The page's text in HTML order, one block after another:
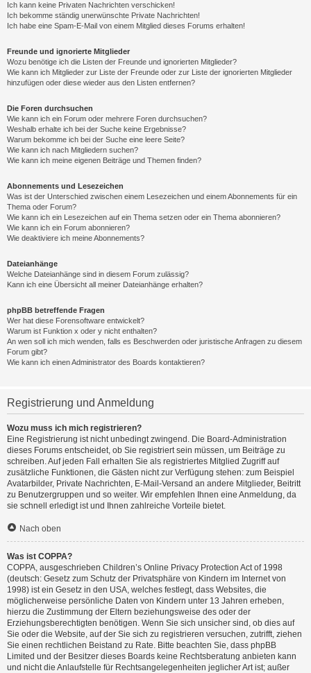
Ich kann keine Privaten Nachrichten verschicken!
Ich bekomme ständig unerwünschte Private Nachrichten!
Ich habe eine Spam-E-Mail von einem Mitglied dieses Forums erhalten!
Freunde und ignorierte Mitglieder
Wozu benötige ich die Listen der Freunde und ignorierten Mitglieder?
Wie kann ich Mitglieder zur Liste der Freunde oder zur Liste der ignorierten Mitglieder
hinzufügen oder diese wieder aus den Listen entfernen?
Die Foren durchsuchen
Wie kann ich ein Forum oder mehrere Foren durchsuchen?
Weshalb erhalte ich bei der Suche keine Ergebnisse?
Warum bekomme ich bei der Suche eine leere Seite?
Wie kann ich nach Mitgliedern suchen?
Wie kann ich meine eigenen Beiträge und Themen finden?
Abonnements und Lesezeichen
Was ist der Unterschied zwischen einem Lesezeichen und einem Abonnements für ein
Thema oder Forum?
Wie kann ich ein Lesezeichen auf ein Thema setzen oder ein Thema abonnieren?
Wie kann ich ein Forum abonnieren?
Wie deaktiviere ich meine Abonnements?
Dateianhänge
Welche Dateianhänge sind in diesem Forum zulässig?
Kann ich eine Übersicht all meiner Dateianhänge erhalten?
phpBB betreffende Fragen
Wer hat diese Forensoftware entwickelt?
Warum ist Funktion x oder y nicht enthalten?
An wen soll ich mich wenden, falls es Beschwerden oder juristische Anfragen zu diesem
Forum gibt?
Wie kann ich einen Administrator des Boards kontaktieren?
Registrierung und Anmeldung
Wozu muss ich mich registrieren?
Eine Registrierung ist nicht unbedingt zwingend. Die Board-Administration
dieses Forums entscheidet, ob Sie registriert sein müssen, um Beiträge zu
schreiben. Auf jeden Fall erhalten Sie als registriertes Mitglied Zugriff auf
zusätzliche Funktionen, die Gästen nicht zur Verfügung stehen: zum Beispiel
Avatarbilder, Private Nachrichten, E-Mail-Versand an andere Mitglieder, Beitritt
zu Benutzergruppen und so weiter. Wir empfehlen Ihnen eine Anmeldung, da
sie schnell erledigt ist und Ihnen zahlreiche Vorteile bietet.
Nach oben
Was ist COPPA?
COPPA, ausgeschrieben Children’s Online Privacy Protection Act of 1998
(deutsch: Gesetz zum Schutz der Privatsphäre von Kindern im Internet von
1998) ist ein Gesetz in den USA, welches festlegt, dass Websites, die
möglicherweise persönliche Daten von Kindern unter 13 Jahren erheben,
hierzu die Zustimmung der Eltern beziehungsweise des oder der
Erziehungsberechtigten benötigen. Wenn Sie sich unsicher sind, ob dies auf
Sie oder die Website, auf der Sie sich zu registrieren versuchen, zutrifft, ziehen
Sie einen rechtlichen Beistand zu Rate. Bitte beachten Sie, dass phpBB
Limited und der Besitzer dieses Boards keine Rechtsberatung anbieten kann
und nicht die Anlaufstelle für Rechtsangelegenheiten jeglicher Art ist; außer